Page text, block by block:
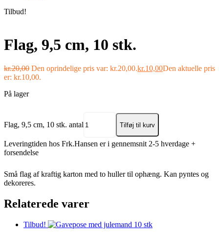
Tilbud!
Flag, 9,5 cm, 10 stk.
kr.20,00 Den oprindelige pris var: kr.20,00.kr.10,00Den aktuelle pris
er: kr.10,00.
På lager
Flag, 9,5 cm, 10 stk. antal Tilføj til kurv
Leveringtiden hos Frk.Hansen er i gennemsnit 2-5 hverdage +
forsendelse
Små flag af kraftig karton med to huller til ophæng. Kan pyntes og
dekoreres.
Relaterede varer
Tilbud!